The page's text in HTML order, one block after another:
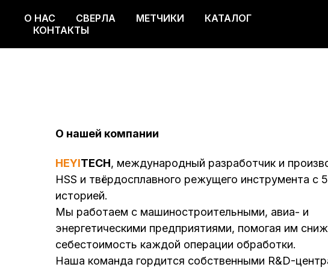
О НАС СВЕРЛА МЕТЧИКИ КАТАЛОГ
О нашей компании
HEYITECH, международный разработчик и
HSS и твёрдосплавного режущего инструмента с
историей.
Мы работаем с машиностроительными, авиа- и
энергетическими предприятиями, помогая им
себестоимость каждой операции обработки.
Наша команда гордится собственными R&D-
О НАС СВЕРЛА МЕТЧИКИ
КАТАЛОГ
КОНТАКТЫ